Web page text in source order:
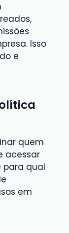
Isso
e
quem
acessar
para qual
em